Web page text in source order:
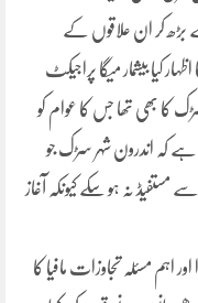
بڑھ کر ان علاقوں کے
کیا بیشمار میگا پراجیکٹ
کا بھی تھا جس کا عوام کو
ہے کہ اندرون شہر سڑک جو
سے مستفیڈ نہ ہو سکے کیونکہ آغاز
مسئلہ تجاوزات مافیا کا